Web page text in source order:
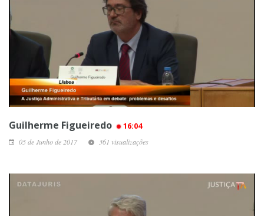
Guilherme Figueiredo 16:04
05 de Junho de 2017 361 visualizações